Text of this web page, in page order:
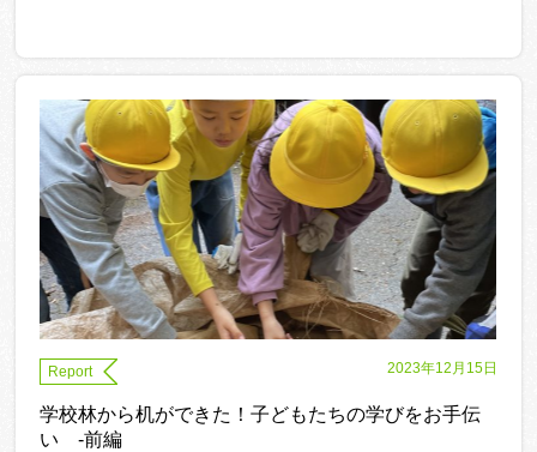
Report 2023年12月15日
学校林から机ができた！子どもたちの学びをお手伝
い -前編